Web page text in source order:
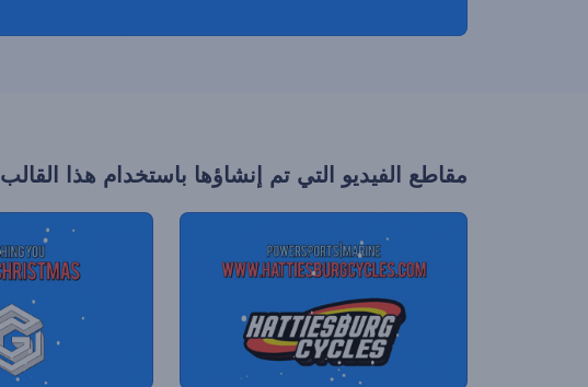
مقاطع الفيديو التي تم إنشاؤها باستخدام هذا القالب